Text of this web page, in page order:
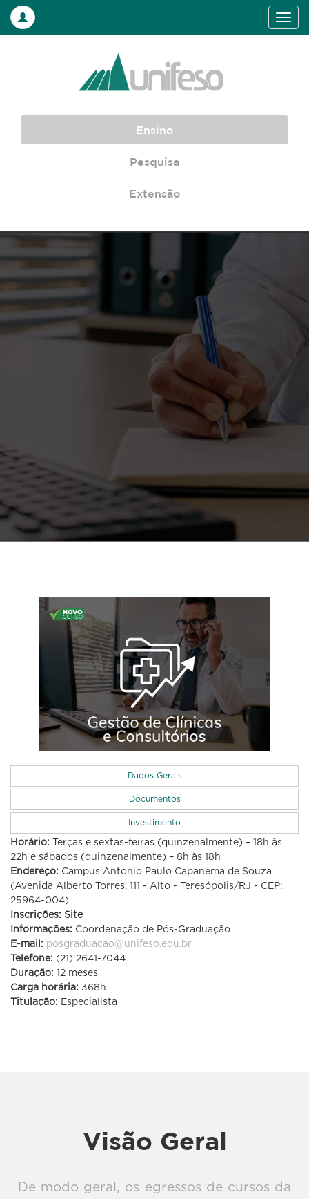
Ensino
Pesquisa
Extensão
Gestão de
Dados Gerais
Documentos
Investimento
Horário: Terças e sextas-feiras (quinzenalmente) – 18h às
22h e sábados (quinzenalmente) – 8h às 18h
Endereço: Campus Antonio Paulo Capanema de Souza
(Avenida Alberto Torres, 111 - Alto - Teresópolis/RJ - CEP:
25964-004)
Inscrições: Site
Informações: Coordenação de Pós-Graduação
E-mail: posgraduacao@unifeso.edu.br
Telefone: (21) 2641-7044
Duração: 12 meses
Carga horária: 368h
Titulação: Especialista
Visão Geral
De modo geral, os egressos de cursos da